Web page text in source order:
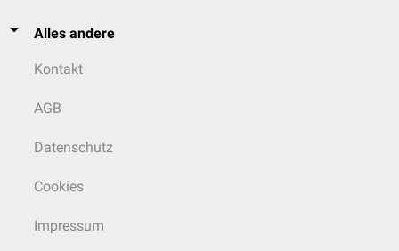
Alles andere
Kontakt
AGB
Datenschutz
Cookies
Impressum